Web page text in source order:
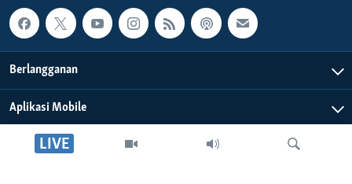
LIVE
Berlangganan
Aplikasi Mobile
Tentang Kami